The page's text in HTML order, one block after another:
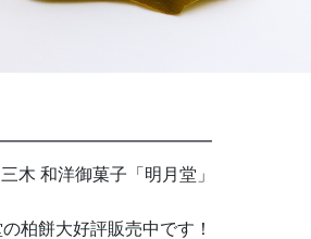
木 和洋御菓子「明月堂」
柏餅大好評販売中です！